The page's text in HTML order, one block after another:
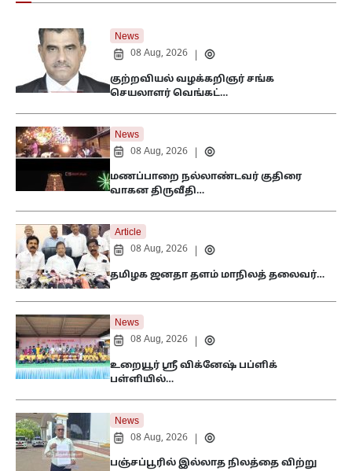
News
08 Aug, 2026
குற்றவியல் வழக்கறிஞர் சங்க
செயலாளர் வெங்கட்…
News
08 Aug, 2026
மணப்பாறை நல்லாண்டவர் குதிரை
வாகன திருவீதி…
Article
08 Aug, 2026
தமிழக ஜனதா தளம் மாநிலத் தலைவர்…
News
08 Aug, 2026
உறையூர் ஸ்ரீ விக்னேஷ் பப்ளிக்
பள்ளியில்…
News
08 Aug, 2026
பஞ்சப்பூரில் இல்லாத நிலத்தை விற்று